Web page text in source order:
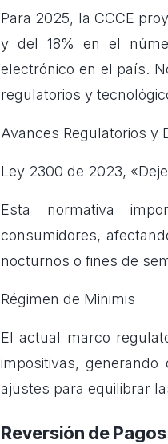
Para 2025, la CCCE
y del 18% en el
electrónico en el país.
regulatorios y
Avances Regulatorios y
Ley 2300 de 2023,
Esta normativa
consumidores,
nocturnos o fines de
Régimen de Minimis
El actual marco
impositivas,
ajustes para equilibrar
Reversión de